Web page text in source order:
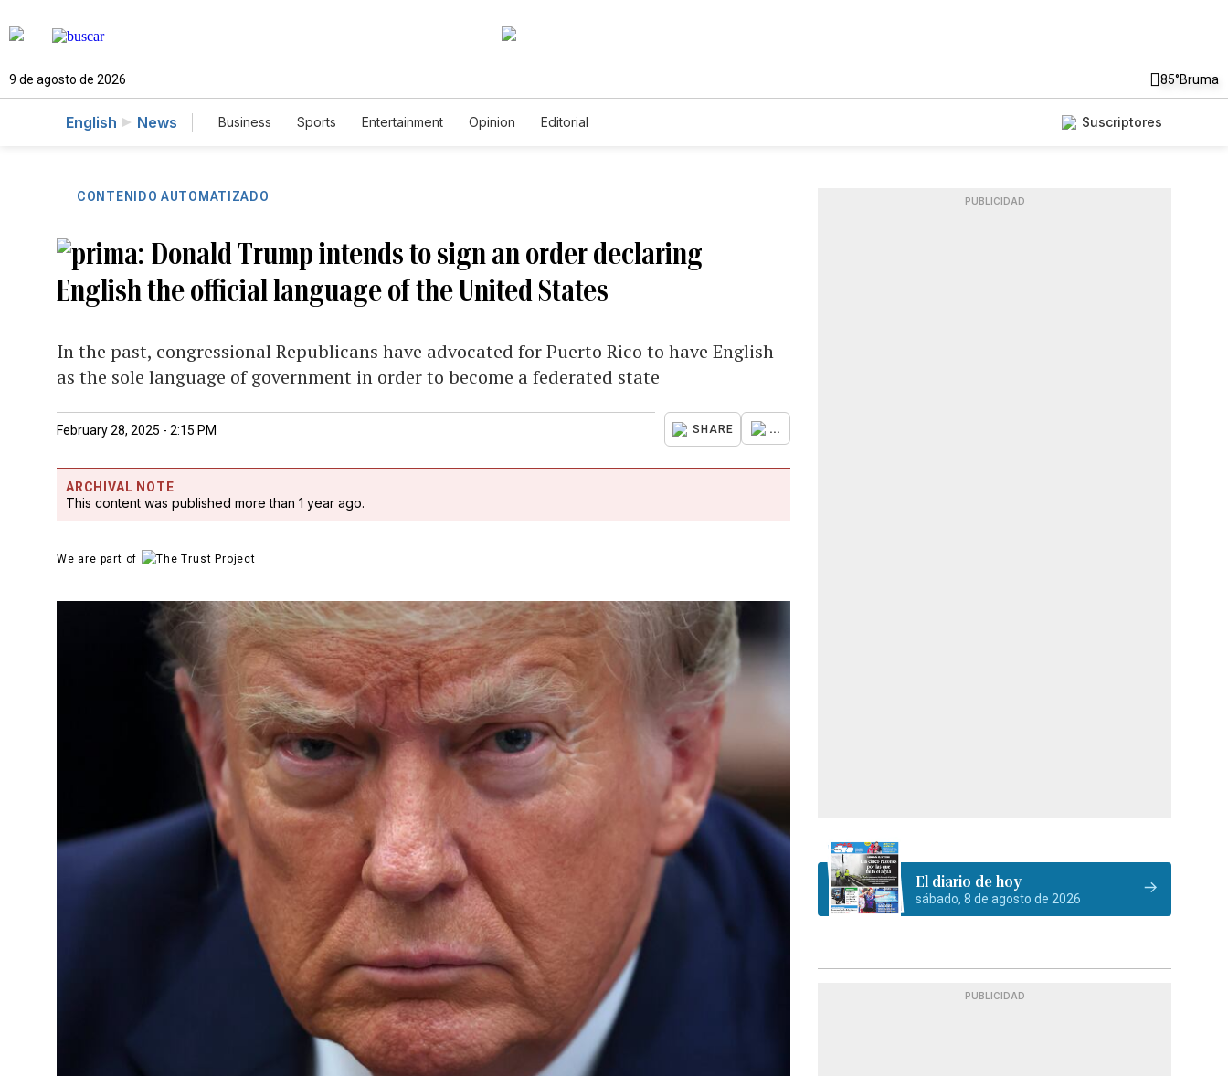
9 de agosto de 2026 85°Bruma
English News Business Sports Entertainment Opinion Editorial Suscriptores
CONTENIDO AUTOMATIZADO
Donald Trump intends to sign an order declaring
English the official language of the United States
In the past, congressional Republicans have advocated for Puerto Rico to have English
as the sole language of government in order to become a federated state
February 28, 2025 - 2:15 PM SHARE ...
ARCHIVAL NOTE
This content was published more than 1 year ago.
We are part of
PUBLICIDAD
El diario de hoy
sábado, 8 de agosto de 2026
PUBLICIDAD